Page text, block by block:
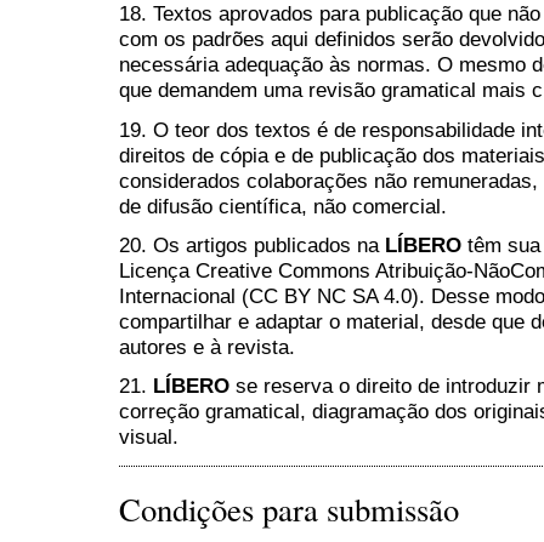
18. Textos aprovados para publicação que
com os padrões aqui definidos serão
necessária adequação às normas. O mesmo
que demandem uma revisão gramatical mais
19. O teor dos textos é de responsabilidade
direitos de cópia e de publicação dos
considerados colaborações não
de difusão científica, não comercial.
20. Os artigos publicados na LÍBERO têm
Licença Creative Commons Atribuição-
Internacional (CC BY NC SA 4.0). Desse
compartilhar e adaptar o material, desde que
autores e à revista.
21. LÍBERO se reserva o direito de introduzir
correção gramatical, diagramação dos
visual.
Condições para submissão